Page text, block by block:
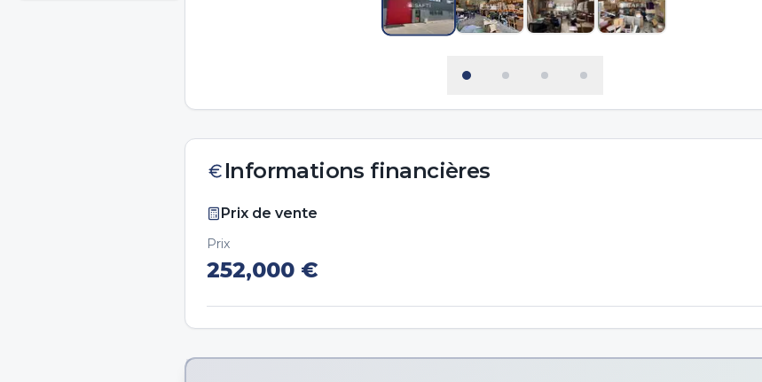
Informations financières
Prix de vente
Prix
252,000 €